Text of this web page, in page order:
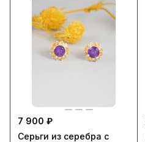
7 900 ₽
Серьги из серебра с